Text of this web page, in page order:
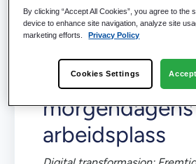
Hvorfor digital
transformasjon
definerer
morgendagens
arbeidsplass
By clicking “Accept All Cookies”, you agree to the
device to enhance site navigation, analyze site
marketing efforts.
Privacy Policy
Cookies Settings